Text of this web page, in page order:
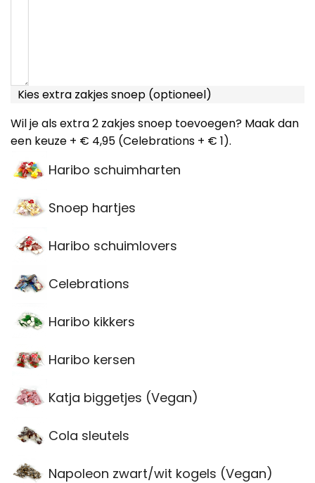
Kies extra zakjes snoep (optioneel)
Wil je als extra 2 zakjes snoep toevoegen? Maak dan
een keuze + € 4,95 (Celebrations + € 1).
Haribo schuimharten
Snoep hartjes
Haribo schuimlovers
Celebrations
Haribo kikkers
Haribo kersen
Katja biggetjes (Vegan)
Cola sleutels
Napoleon zwart/wit kogels (Vegan)